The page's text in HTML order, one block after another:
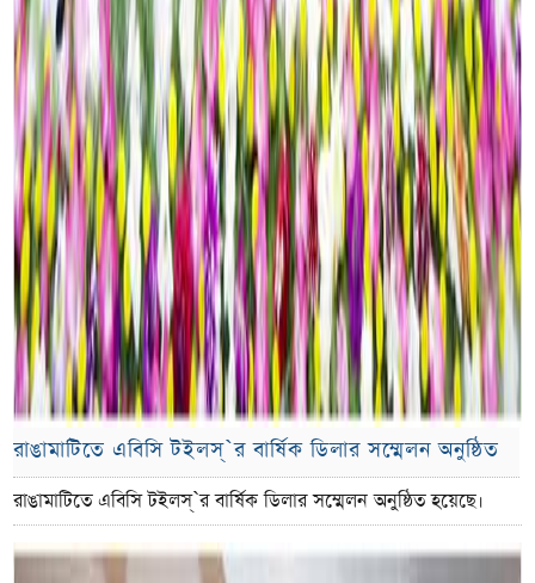
রাঙামাটিতে এবিসি টইলস্`র বার্ষিক ডিলার সম্মেলন অনুষ্ঠিত
রাঙামাটিতে এবিসি টইলস্`র বার্ষিক ডিলার সম্মেলন অনুষ্ঠিত হয়েছে।